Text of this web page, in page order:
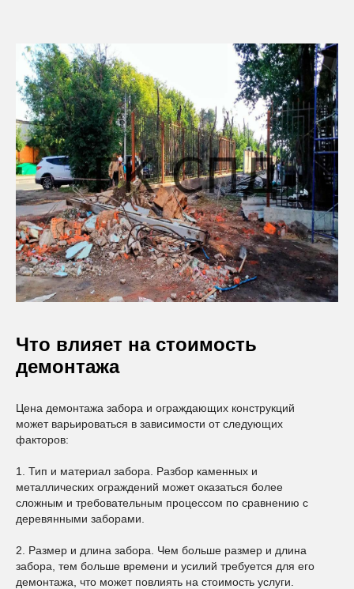
Что влияет на стоимость
демонтажа
Цена демонтажа забора и ограждающих конструкций
может варьироваться в зависимости от следующих
факторов:
1. Тип и материал забора. Разбор каменных и
металлических ограждений может оказаться более
сложным и требовательным процессом по сравнению с
деревянными заборами.
2. Размер и длина забора. Чем больше размер и длина
забора, тем больше времени и усилий требуется для его
демонтажа, что может повлиять на стоимость услуги.